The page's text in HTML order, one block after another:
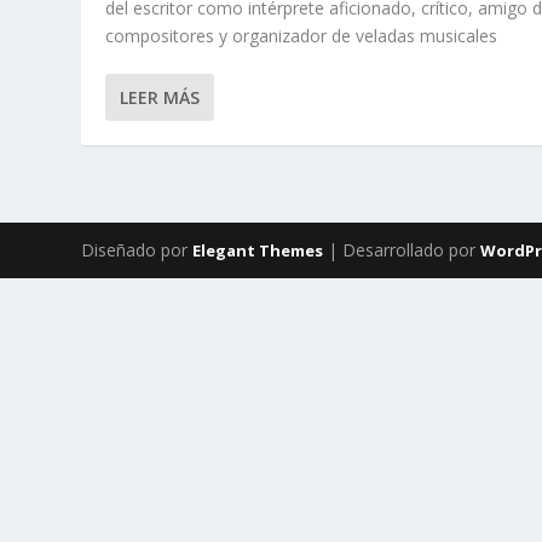
del escritor como intérprete aficionado, crítico, amigo
compositores y organizador de veladas musicales
LEER MÁS
Diseñado por Elegant Themes | Desarrollado por